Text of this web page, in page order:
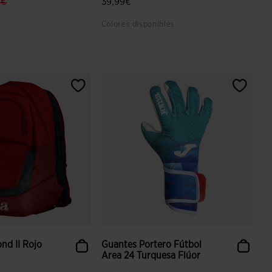
39,99€
Colores disponibles
II Rojo
Guantes Portero Fútbol
Area 24 Turquesa Flúor